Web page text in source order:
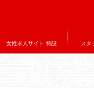
女性求人サイト_特設 スタ